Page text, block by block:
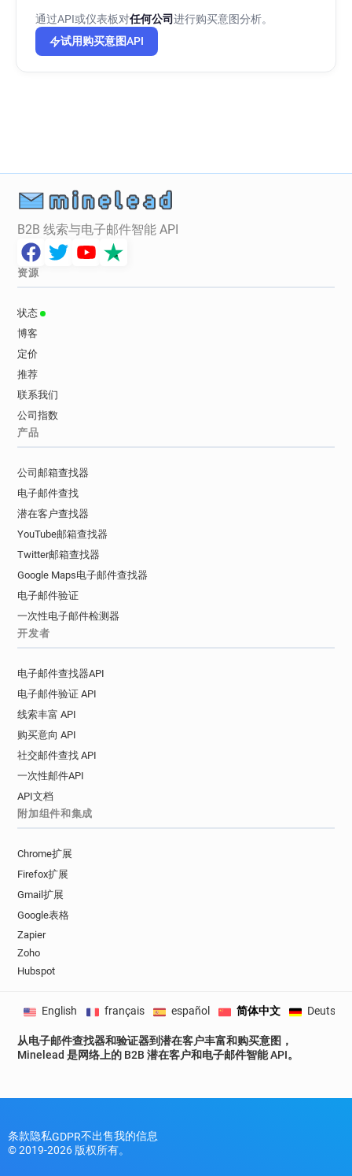
通过API或仪表板对任何公司进行购买意图分析。
试用购买意图API
B2B 线索与电子邮件智能 API
资源
状态
博客
定价
推荐
联系我们
公司指数
产品
公司邮箱查找器
电子邮件查找
潜在客户查找器
YouTube邮箱查找器
Twitter邮箱查找器
Google Maps电子邮件查找器
电子邮件验证
一次性电子邮件检测器
开发者
电子邮件查找器API
电子邮件验证 API
线索丰富 API
购买意向 API
社交邮件查找 API
一次性邮件API
API文档
附加组件和集成
Chrome扩展
Firefox扩展
Gmail扩展
Google表格
Zapier
Zoho
Hubspot
从电子邮件查找器和验证器到潜在客户丰富和购买意图，
Minelead 是网络上的 B2B 潜在客户和电子邮件智能 API。
English français español 简体中文 Deutsch
条款隐私GDPR不出售我的信息
© 2019-2026 版权所有。